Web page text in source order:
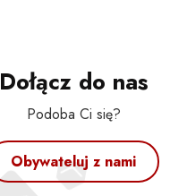
Dołącz do nas
Podoba Ci się?
Obywateluj z nami